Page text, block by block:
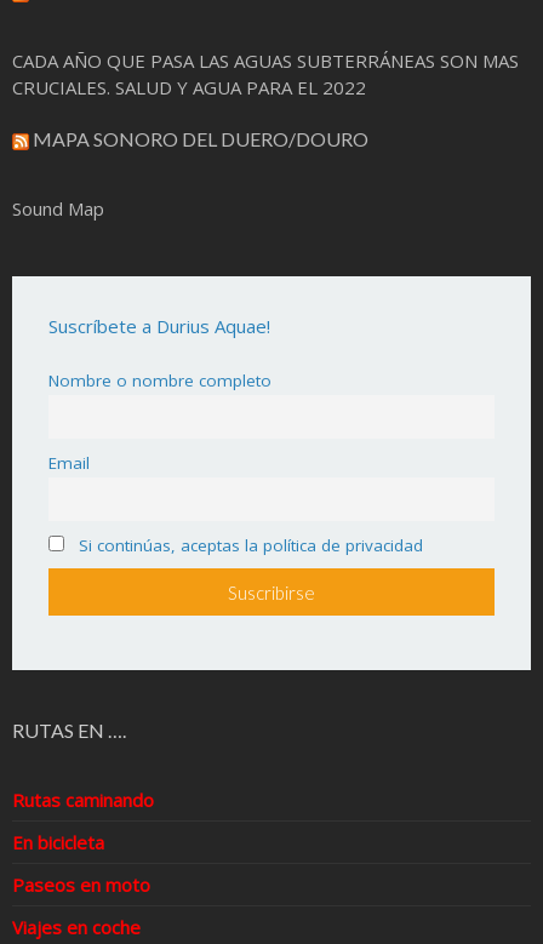
CADA AÑO QUE PASA LAS AGUAS SUBTERRÁNEAS SON MAS
CRUCIALES. SALUD Y AGUA PARA EL 2022
MAPA SONORO DEL DUERO/DOURO
Sound Map
Suscríbete a Durius Aquae!
Nombre o nombre completo
Email
Si continúas, aceptas la política de privacidad
RUTAS EN ….
Rutas caminando
En bicicleta
Paseos en moto
Viajes en coche